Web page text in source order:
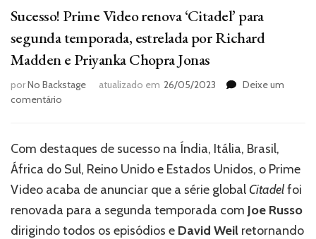
Sucesso! Prime Video renova ‘Citadel’ para
segunda temporada, estrelada por Richard
Madden e Priyanka Chopra Jonas
porNo Backstage atualizado em 26/05/2023
Deixe um
comentário
Video
renova
‘Citadel’
para
temporada,
estrelada
Com destaques de sucesso na Índia, Itália, Brasil,
África do Sul, Reino Unido e Estados Unidos, o Prime
Video acaba de anunciar que a série globalCitadelfoi
renovada para a segunda temporada com Joe Russo
dirigindo todos os episódios e David Weil retornando